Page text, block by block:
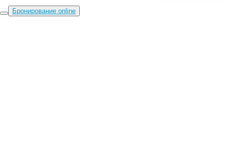
Бронирование online